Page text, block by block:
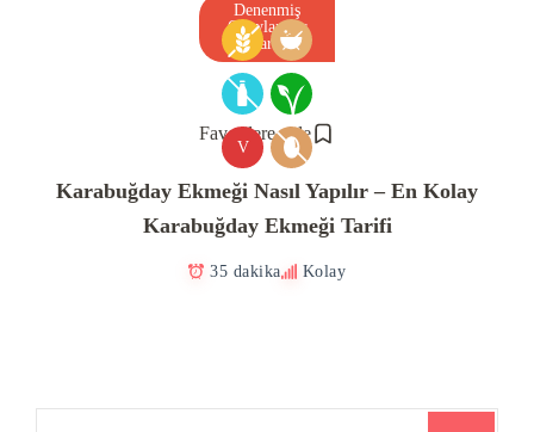
Favorilere ekle
Denenmiş
Onaylanmış
Tarif
V
Karabuğday Ekmeği Nasıl Yapılır – En Kolay
Karabuğday Ekmeği Tarifi
35 dakika Kolay